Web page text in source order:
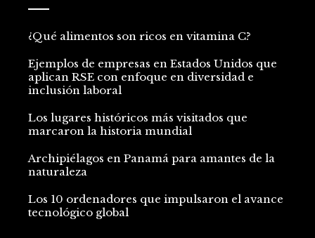
¿Qué alimentos son ricos en vitamina C?
Ejemplos de empresas en Estados Unidos que
aplican RSE con enfoque en diversidad e
inclusión laboral
Los lugares históricos más visitados que
marcaron la historia mundial
Archipiélagos en Panamá para amantes de la
naturaleza
Los 10 ordenadores que impulsaron el avance
tecnológico global